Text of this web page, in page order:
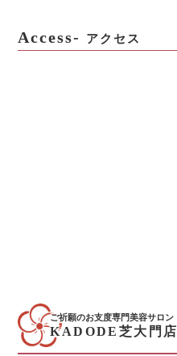
Access- アクセス
ご祈願のお支度専門美容サロン
KADODE芝大門店